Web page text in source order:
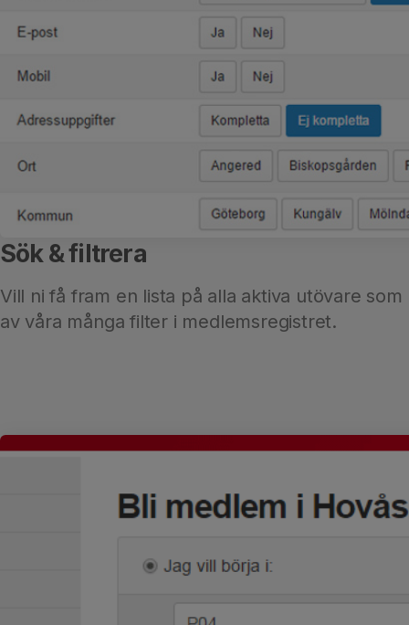
Sök & filtrera
Vill ni få fram en lista på alla aktiva utövare
av våra många filter i medlemsregistret.